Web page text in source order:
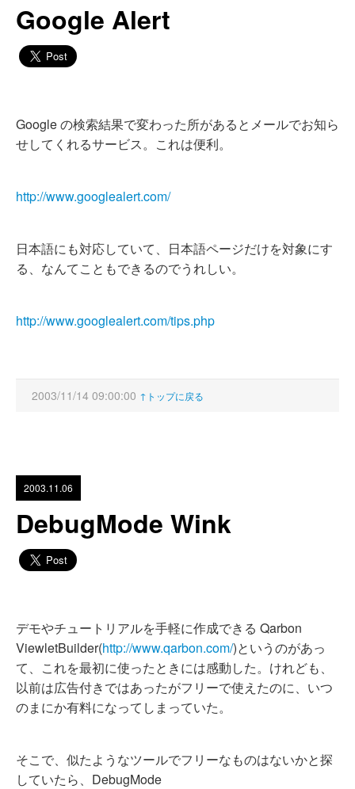
Google Alert
Google の検索結果で変わった所があるとメールでお知ら
せしてくれるサービス。これは便利。
http://www.googlealert.com/
日本語にも対応していて、日本語ページだけを対象にす
る、なんてこともできるのでうれしい。
http://www.googlealert.com/tips.php
2003/11/14 09:00:00 ↑トップに戻る
2003.11.06
DebugMode Wink
デモやチュートリアルを手軽に作成できる Qarbon
ViewletBuilder(http://www.qarbon.com/)というのがあっ
て、これを最初に使ったときには感動した。けれども、
以前は広告付きではあったがフリーで使えたのに、いつ
のまにか有料になってしまっていた。
そこで、似たようなツールでフリーなものはないかと探
していたら、DebugMode